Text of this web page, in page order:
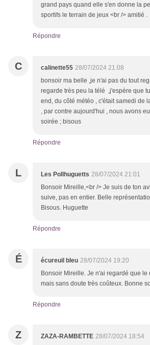
grand pays quand elle s'en donne la
sportifs le terrain de jeux <br /> amitié .
Répondre
C calinette55 28/07/2024 21:08
bonsoir ma belle ,je n'ai pas du tout
regarde très peu la télé ,j'espère que
end, du côté météo , c'était samedi de
, par contre aujourd'hui , nous avons
soirée ; bisous
Répondre
L Les Pollhuguetts 28/07/2024 21:01
Bonsoir Mireille,<br /> Je suis de ton
suive, pas en entier. Belle
Bisous. Huguette
Répondre
É écureuil bleu 28/07/2024 19:20
Bonsoir Mireille. Je n'ai regardé que le
mais sans doute très coûteux. Bonne
Répondre
Z ZAZA-RAMBETTE 28/07/2024 18:54